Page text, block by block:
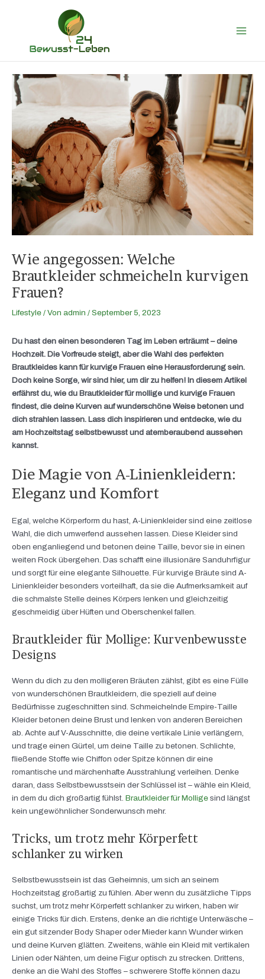
Menu
Wie angegossen: Welche
Brautkleider schmeicheln kurvigen
Frauen?
Lifestyle / Von admin / September 5, 2023
Du hast den einen besonderen Tag im Leben erträumt – deine
Hochzeit. Die Vorfreude steigt, aber die Wahl des perfekten
Brautkleides kann für kurvige Frauen eine Herausforderung sein.
Doch keine Sorge, wir sind hier, um dir zu helfen! In diesem Artikel
erfährst du, wie du Brautkleider für mollige und kurvige Frauen
findest, die deine Kurven auf wunderschöne Weise betonen und
dich strahlen lassen. Lass dich inspirieren und entdecke, wie du
am Hochzeitstag selbstbewusst und atemberaubend aussehen
kannst.
Die Magie von A-Linienkleidern:
Eleganz und Komfort
Egal, welche Körperform du hast, A-Linienkleider sind eine zeitlose
Wahl, die dich umwerfend aussehen lassen. Diese Kleider sind
oben enganliegend und betonen deine Taille, bevor sie in einen
weiten Rock übergehen. Das schafft eine illusionäre Sanduhrfigur
und sorgt für eine elegante Silhouette. Für kurvige Bräute sind A-
Linienkleider besonders vorteilhaft, da sie die Aufmerksamkeit auf
die schmalste Stelle deines Körpers lenken und gleichzeitig
geschmeidig über Hüften und Oberschenkel fallen.
Brautkleider für Mollige: Kurvenbewusste
Designs
Wenn du dich zu den molligeren Bräuten zählst, gibt es eine Fülle
von wunderschönen Brautkleidern, die speziell auf deine
Bedürfnisse zugeschnitten sind. Schmeichelnde Empire-Taille
Kleider betonen deine Brust und lenken von anderen Bereichen
ab. Achte auf V-Ausschnitte, die deine vertikale Linie verlängern,
und trage einen Gürtel, um deine Taille zu betonen. Schlichte,
fließende Stoffe wie Chiffon oder Spitze können dir eine
romantische und märchenhafte Ausstrahlung verleihen. Denke
daran, dass Selbstbewusstsein der Schlüssel ist – wähle ein Kleid,
in dem du dich großartig fühlst. Brautkleider für Mollige sind längst
kein ungewöhnlicher Sonderwunsch mehr.
Tricks, um trotz mehr Körperfett
schlanker zu wirken
Selbstbewusstsein ist das Geheimnis, um sich an seinem
Hochzeitstag großartig zu fühlen. Aber wenn du zusätzliche Tipps
suchst, um trotz mehr Körperfett schlanker zu wirken, haben wir
einige Tricks für dich. Erstens, denke an die richtige Unterwäsche –
ein gut sitzender Body Shaper oder Mieder kann Wunder wirken
und deine Kurven glätten. Zweitens, wähle ein Kleid mit vertikalen
Linien oder Nähten, um deine Figur optisch zu strecken. Drittens,
denke an die Wahl des Stoffes – schwerere Stoffe können dazu